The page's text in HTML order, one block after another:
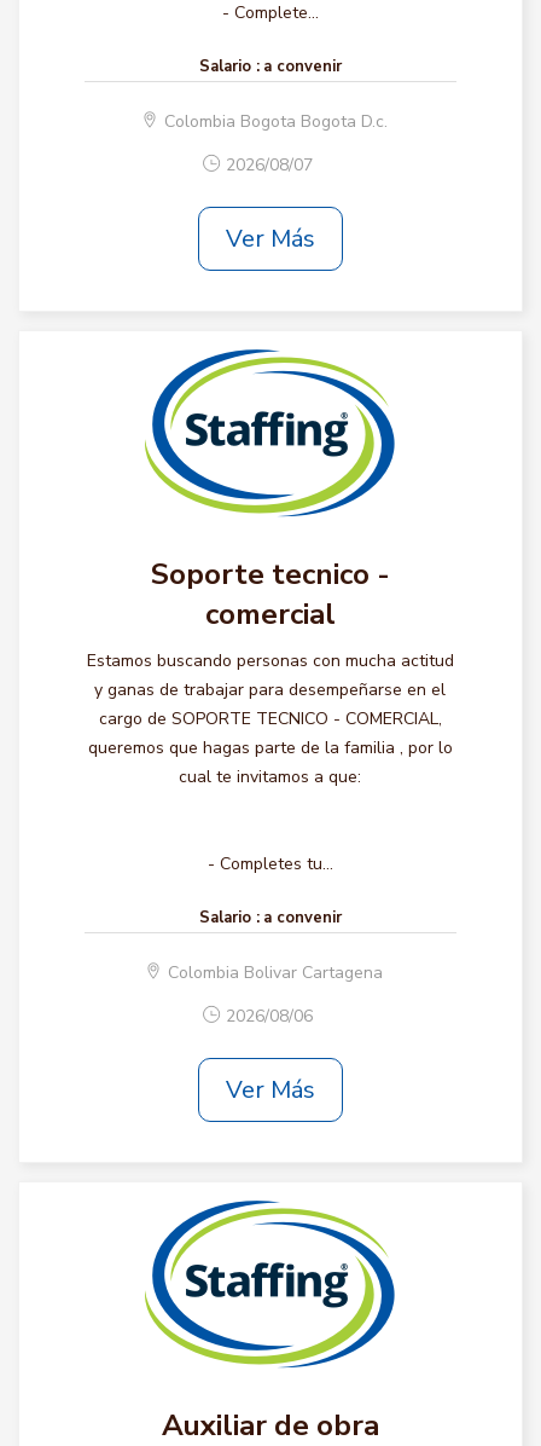
- Complete...
Salario : a convenir
Colombia Bogota Bogota D.c.
2026/08/07
Ver Más
Soporte tecnico -
comercial
Estamos buscando personas con mucha actitud
y ganas de trabajar para desempeñarse en el
cargo de SOPORTE TECNICO - COMERCIAL,
queremos que hagas parte de la familia , por lo
cual te invitamos a que:
- Completes tu...
Salario : a convenir
Colombia Bolivar Cartagena
2026/08/06
Ver Más
Auxiliar de obra